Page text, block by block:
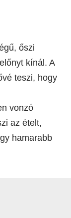
őszi
kínál. A
teszi, hogy
vonzó
az ételt,
hamarabb